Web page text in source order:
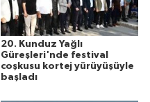
20. Kunduz Yağlı
Güreşleri'nde festival
coşkusu kortej yürüyüşüyle
başladı